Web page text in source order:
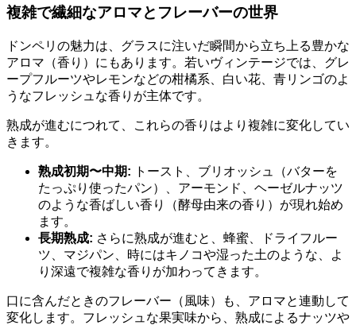
複雑で繊細なアロマとフレーバーの世界
ドンペリの魅力は、グラスに注いだ瞬間から立ち上る豊かな
アロマ（香り）にもあります。若いヴィンテージでは、グレ
ープフルーツやレモンなどの柑橘系、白い花、青リンゴのよ
うなフレッシュな香りが主体です。
熟成が進むにつれて、これらの香りはより複雑に変化してい
きます。
熟成初期〜中期: トースト、ブリオッシュ（バターを
たっぷり使ったパン）、アーモンド、ヘーゼルナッツ
のような香ばしい香り（酵母由来の香り）が現れ始め
ます。
長期熟成: さらに熟成が進むと、蜂蜜、ドライフルー
ツ、マジパン、時にはキノコや湿った土のような、よ
り深遠で複雑な香りが加わってきます。
口に含んだときのフレーバー（風味）も、アロマと連動して
変化します。フレッシュな果実味から、熟成によるナッツや